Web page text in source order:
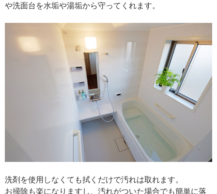
や洗面台を水垢や湯垢から守ってくれます。
洗剤を使用しなくても拭くだけで汚れは取れます。
お掃除も楽になりますし、汚れがついた場合でも簡単に落